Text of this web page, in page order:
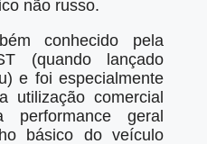
não russo.
conhecido pela
(quando lançado
e foi especialmente
utilização comercial
performance geral
básico do veículo